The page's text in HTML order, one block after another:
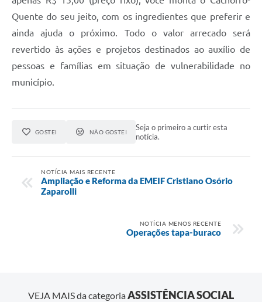
Quente do seu jeito, com os ingredientes que preferir e
ainda ajuda o próximo. Todo o valor arrecado será
revertido às ações e projetos destinados ao auxílio de
pessoas e famílias em situação de vulnerabilidade no
município.
GOSTEI NÃO GOSTEI
Seja o primeiro a curtir esta
notícia.
NOTÍCIA MAIS RECENTE
Ampliação e Reforma da EMEIF Cristiano Osório
Zaparolli
NOTÍCIA MENOS RECENTE
Operações tapa-buraco
VEJA MAIS da categoriaASSISTÊNCIA SOCIAL